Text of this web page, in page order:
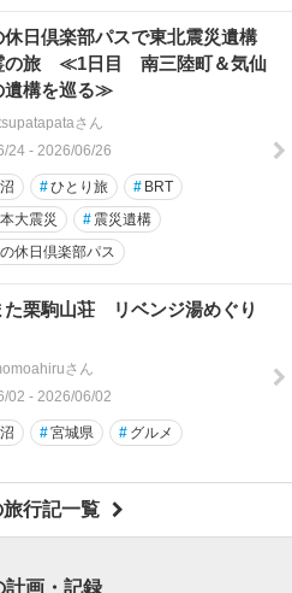
休日倶楽部パスで東北震災遺構
の旅 ≪1日目 南三陸町＆気仙
遺構を巡る≫
さん
24 - 2026/06/26
#ひとり旅 # BRT
大震災 # 震災遺構
休日倶楽部パス
た栗駒山荘 リベンジ湯めぐり
さん
02 - 2026/06/02
#宮城県 # グルメ
行記一覧
計画・記録